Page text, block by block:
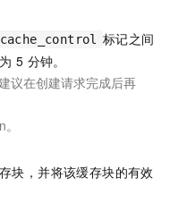
cache_control
标记之间
5 分钟。
议在创建请求完成后再
块，并将该缓存块的有效